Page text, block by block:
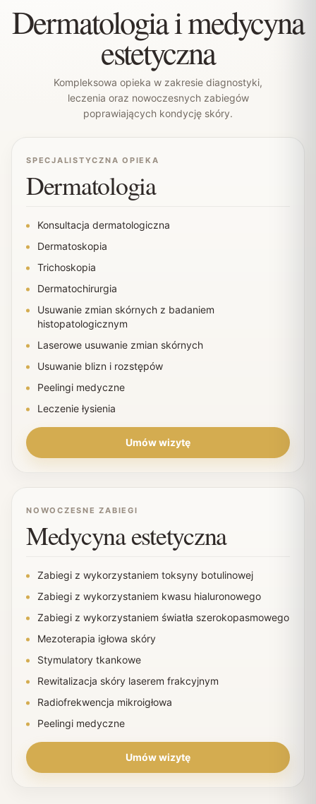
Dermatologia i medycyna
estetyczna
Kompleksowa opieka w zakresie diagnostyki,
leczenia oraz nowoczesnych zabiegów
poprawiających kondycję skóry.
SPECJALISTYCZNA OPIEKA
Dermatologia
Konsultacja dermatologiczna
Dermatoskopia
Trichoskopia
Dermatochirurgia
Usuwanie zmian skórnych z badaniem
histopatologicznym
Laserowe usuwanie zmian skórnych
Usuwanie blizn i rozstępów
Peelingi medyczne
Leczenie łysienia
Umów wizytę
NOWOCZESNE ZABIEGI
Medycyna estetyczna
Zabiegi z wykorzystaniem toksyny botulinowej
Zabiegi z wykorzystaniem kwasu hialuronowego
Zabiegi z wykorzystaniem światła szerokopasmowego
Mezoterapia igłowa skóry
Stymulatory tkankowe
Rewitalizacja skóry laserem frakcyjnym
Radiofrekwencja mikroigłowa
Peelingi medyczne
Umów wizytę